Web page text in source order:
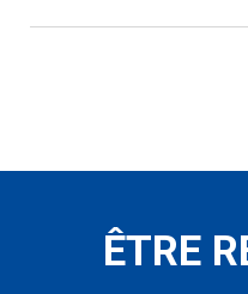
ÊTRE